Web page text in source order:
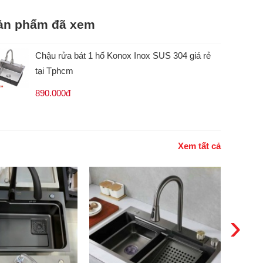
phẩm đã xem
Chậu rửa bát 1 hố Konox Inox SUS 304 giá rẻ
tại Tphcm
890.000đ
Xem tất cả
›